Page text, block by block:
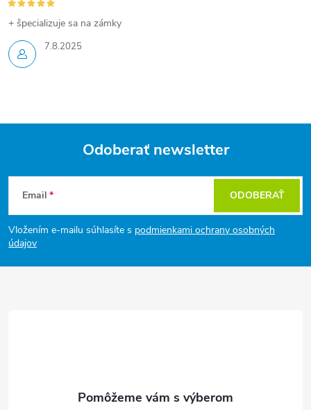
7.8.2025
+ špecializuje sa na zámky
Z
á
p
Odoberať newsletter
Email
Vložením e-mailu súhlasíte s podmienkami ochrany osobných
údajov
ODOBERAŤ